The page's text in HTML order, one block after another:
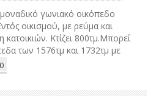
γωνιακό οικόπεδο
οικισμού, με ρεύμα και
κατοικιών. Κτίζει 800τμ.Μπορεί
των 1576τμ και 1732τμ με
έκαστο.211€/τμ.